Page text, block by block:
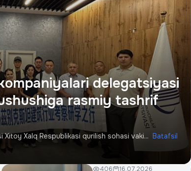
delegatsiyasi
rasmiy tashrif
Xalq Respublikasi qurilish sohasi vaki... Batafsil
406 16.07.2026